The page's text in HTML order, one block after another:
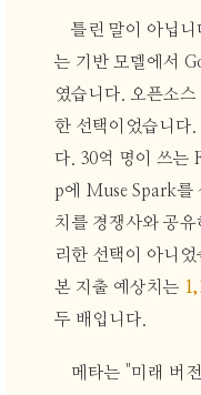
틀린 말이 아닙
는 기반 모델에서
였습니다. 오픈소
한 선택이었습니다.
다. 30억 명이 쓰는
p에 Muse Spark를
치를 경쟁사와 공
리한 선택이 아니
본 지출 예상치는
두 배입니다.
메타는 "미래 버